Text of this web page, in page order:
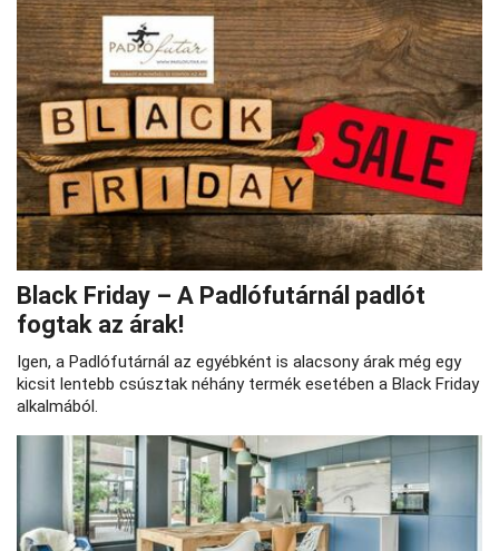
Black Friday – A Padlófutárnál padlót
fogtak az árak!
Igen, a Padlófutárnál az egyébként is alacsony árak még egy
kicsit lentebb csúsztak néhány termék esetében a Black Friday
alkalmából.